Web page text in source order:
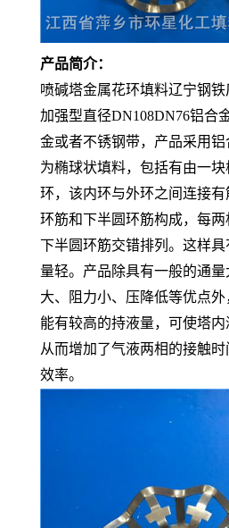
产品简介：
喷碱塔金属花环填料辽宁钢
加强型直径DN108DN76铝合
金或者不锈钢带，产品采用
为椭球状填料，包括有由一
环，该内环与外环之间连接
环筋和下半圆环筋构成，每
下半圆环筋交错排列。这样
量轻。产品除具有一般的通
大、阻力小、压降低等优点
能有较高的持液量，可使塔内
从而增加了气液两相的接触
效率。